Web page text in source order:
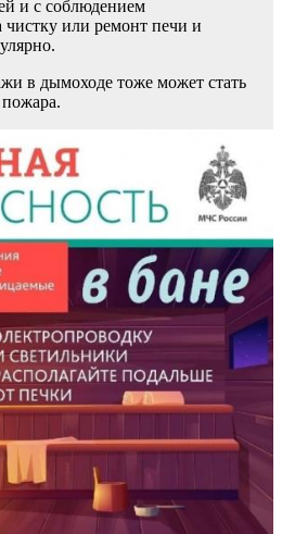
и с соблюдением
или ремонт печи и
в дымоходе тоже может стать